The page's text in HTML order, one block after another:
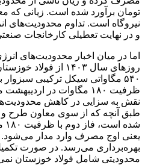
تومان برآورد شده است‌. زیانی که
نیروگاه است. تداوم محدودیت‌های
و در نهایت تعطیلی کارخانجات
اما در میان اخبار محدودیت‌های
روزهای سال ۱۴۰۳ از
۵۴۰ مگاواتی سیکل ترکیبی
ظرفیت ۱۸۰ مگاوات در
نقش به سزایی در کاهش
طبق آنچه که از سوی معاون طرح و
بهره‌برداری می‌رسد. در صورت
محدودیتی شامل فولاد خوزستان